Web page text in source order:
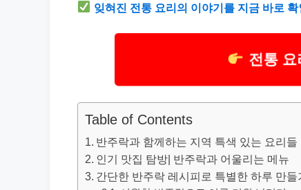
잊혀진 전통 요리의 이야기를 지금 바로 확
전통 요
Table of Contents
반주락과 함께하는 지역 특색 있는 요리들
인기 맛집 탐방| 반주락과 어울리는 메뉴
간단한 반주락 레시피로 특별한 하루 만들